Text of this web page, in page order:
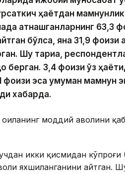
ҳаётдан
қатнашганларнинг 63,3
бўлса, яна 31,9
Шу тариқа,
берган. 3,4 фоизи ўз
фоизи эса умуман мамнун
хабарда.
оиланинг моддий аҳволини
икки қисмидан кўпроғи
яхшиланганини айтган.